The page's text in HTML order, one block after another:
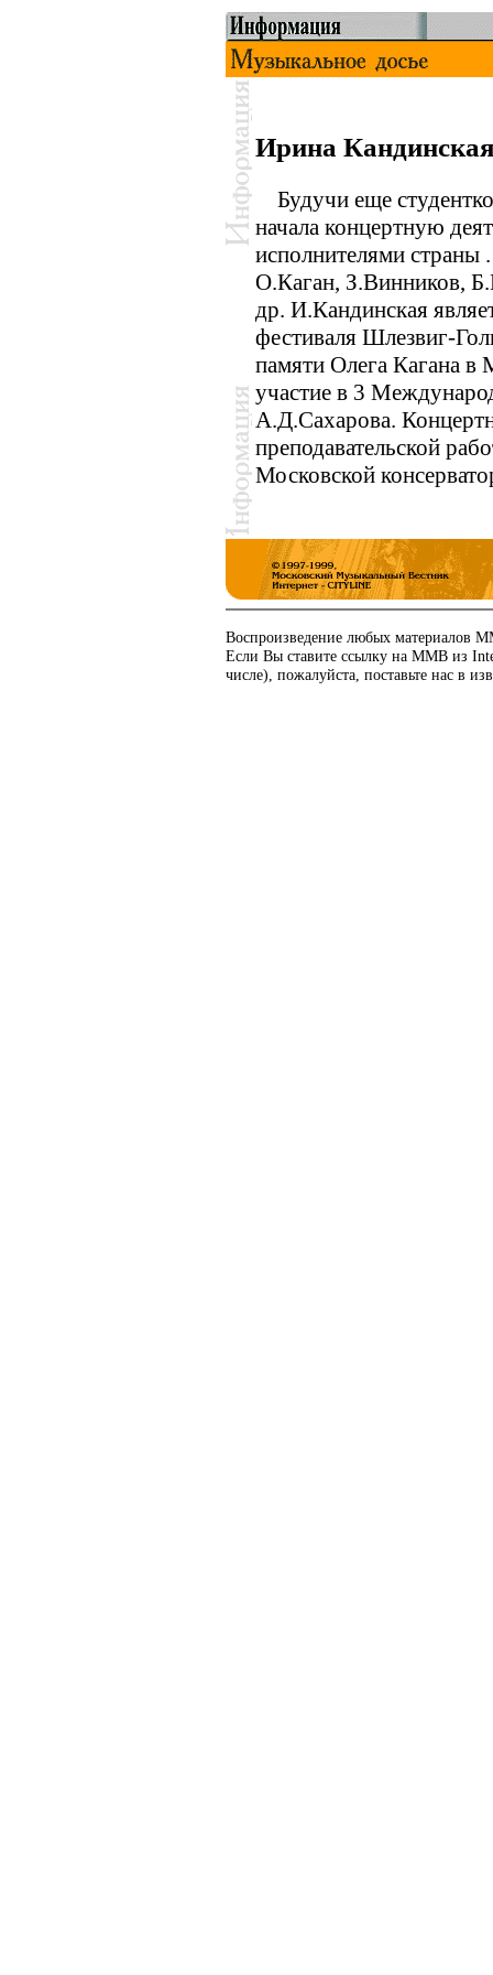
Ирина
Будучи еще
начала концертную
исполнителями
О.Каган, З.Винников,
др. И.Кандинская
фестиваля Шлезвиг-
памяти Олега Кагана в
участие в 3
А.Д.Сахарова.
преподавательской
Московской
Воспроизведение любых материалов
Если Вы ставите ссылку на ММВ из
числе), пожалуйста, поставьте нас в